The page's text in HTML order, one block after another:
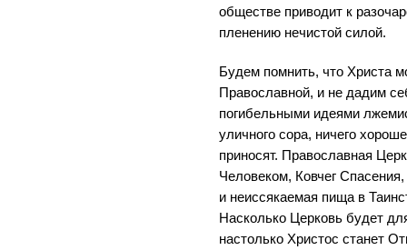
обществе приводит к
пленению нечистой силой.
Будем помнить, что Христа
Православной, и не дадим
погибельными идеями
уличного сора, ничего
приносят. Православная
Человеком, Ковчег
и неиссякаемая пища в
Насколько Церковь будет
настолько Христос станет